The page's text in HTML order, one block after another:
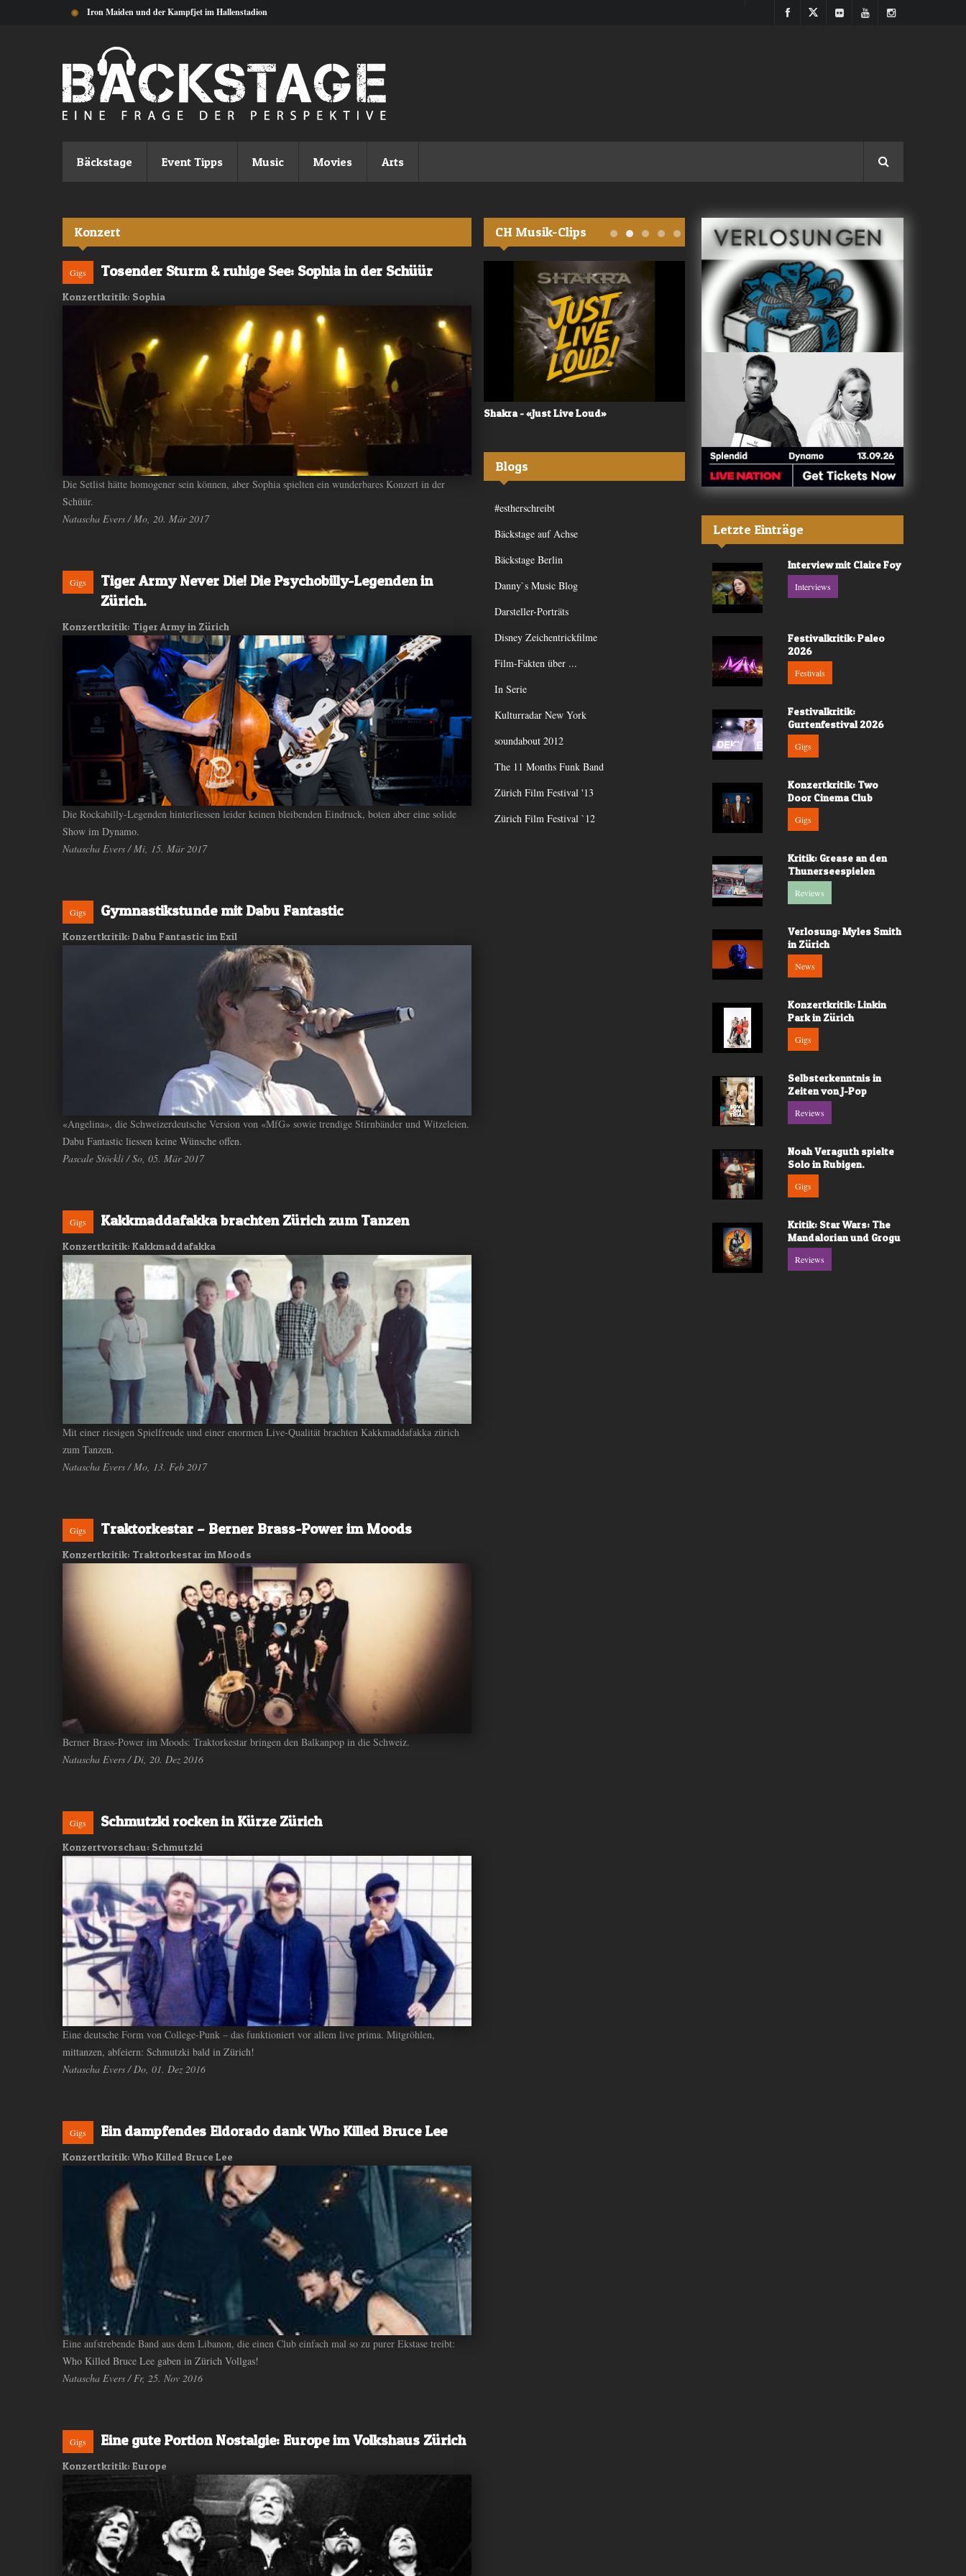
Direkt zum Inhalt Iron Maiden und der Kampfjet im Hallenstadion
Bäckstage Event Tipps Music Movies Arts
Konzert
Gigs Tosender Sturm & ruhige See: Sophia in der Schüür
Konzertkritik: Sophia
Die Setlist hätte homogener sein können, aber Sophia spielten ein wunderbares Konzert in der
Schüür.
Natascha Evers / Mo, 20. Mär 2017
Gigs
Tiger Army Never Die! Die Psychobilly-Legenden in
Zürich.
Konzertkritik: Tiger Army in Zürich
Die Rockabilly-Legenden hinterliessen leider keinen bleibenden Eindruck, boten aber eine solide
Show im Dynamo.
Natascha Evers / Mi, 15. Mär 2017
Gigs Gymnastikstunde mit Dabu Fantastic
Konzertkritik: Dabu Fantastic im Exil
«Angelina», die Schweizerdeutsche Version von «MfG» sowie trendige Stirnbänder und Witzeleien.
Dabu Fantastic liessen keine Wünsche offen.
Pascale Stöckli / So, 05. Mär 2017
Gigs Kakkmaddafakka brachten Zürich zum Tanzen
Konzertkritik: Kakkmaddafakka
Mit einer riesigen Spielfreude und einer enormen Live-Qualität brachten Kakkmaddafakka zürich
zum Tanzen.
Natascha Evers / Mo, 13. Feb 2017
Gigs Traktorkestar – Berner Brass-Power im Moods
Konzertkritik: Traktorkestar im Moods
Berner Brass-Power im Moods: Traktorkestar bringen den Balkanpop in die Schweiz.
Natascha Evers / Di, 20. Dez 2016
Gigs Schmutzki rocken in Kürze Zürich
Konzertvorschau: Schmutzki
Eine deutsche Form von College-Punk – das funktioniert vor allem live prima. Mitgröhlen,
mittanzen, abfeiern: Schmutzki bald in Zürich!
Natascha Evers / Do, 01. Dez 2016
Gigs Ein dampfendes Eldorado dank Who Killed Bruce Lee
Konzertkritik: Who Killed Bruce Lee
Eine aufstrebende Band aus dem Libanon, die einen Club einfach mal so zu purer Ekstase treibt:
Who Killed Bruce Lee gaben in Zürich Vollgas!
Natascha Evers / Fr, 25. Nov 2016
Gigs Eine gute Portion Nostalgie: Europe im Volkshaus Zürich
Konzertkritik: Europe
CH Musik-Clips
ANDIYAH - «Frequency» Shakra - «Just Live Loud» Valerù - «IL MARE»
Blogs
#estherschreibt
Bäckstage auf Achse
Bäckstage Berlin
Danny`s Music Blog
Darsteller-Porträts
Disney Zeichentrickfilme
Film-Fakten über ...
In Serie
Kulturradar New York
soundabout 2012
The 11 Months Funk Band
Zürich Film Festival '13
Zürich Film Festival `12
Letzte Einträge
Interview mit Claire Foy
Interviews
Festivalkritik: Paleo
2026
Festivals
Festivalkritik:
Gurtenfestival 2026
Gigs
Konzertkritik: Two
Door Cinema Club
Gigs
Kritik: Grease an den
Thunerseespielen
Reviews
Verlosung: Myles Smith
in Zürich
News
Konzertkritik: Linkin
Park in Zürich
Gigs
Selbsterkenntnis in
Zeiten von J-Pop
Reviews
Noah Veraguth spielte
Solo in Rubigen.
Gigs
Kritik: Star Wars: The
Mandalorian und Grogu
Reviews